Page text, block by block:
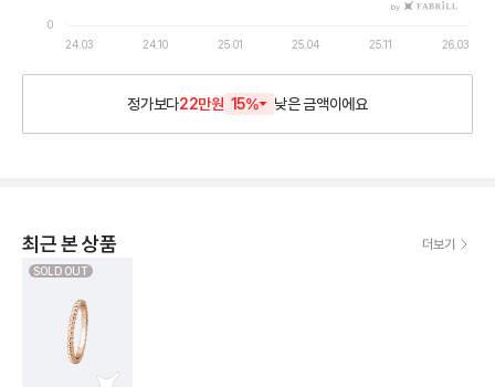
0
24.03 24.10 25.01 25.04 25.11 26.03
by
정가보다22만원 15% 낮은금액이에요
최근 본 상품 더보기
SOLD OUT